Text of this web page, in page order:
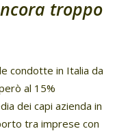
troppo
condotte in Italia da
al 15%
dei capi azienda in
tra imprese con